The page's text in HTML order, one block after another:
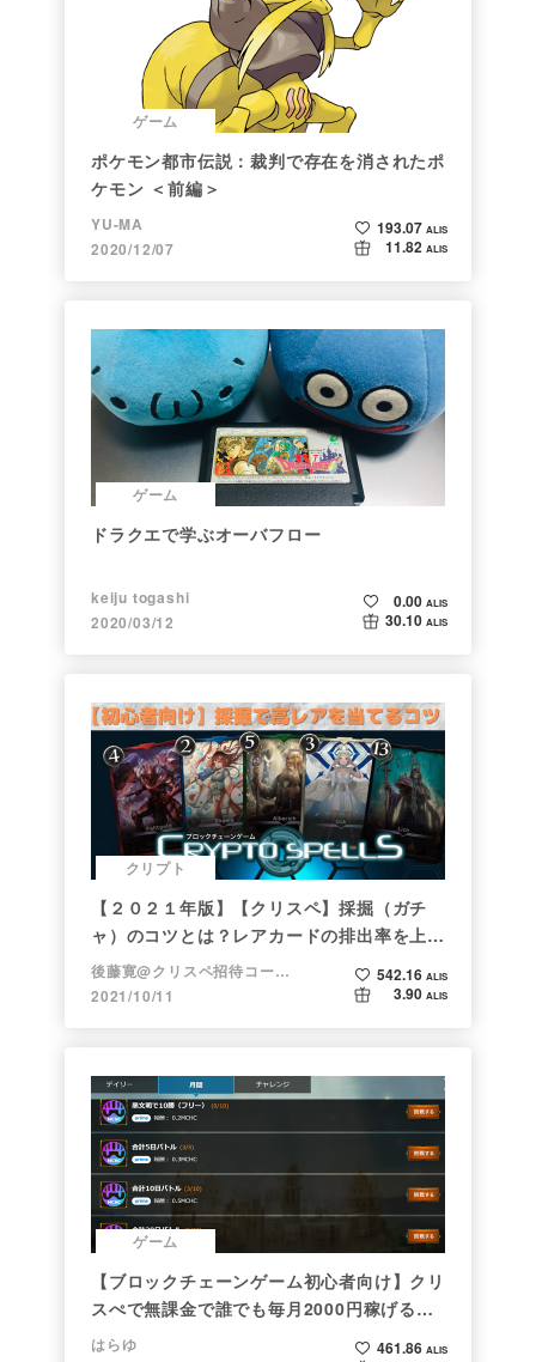
ゲーム
ポケモン都市伝説：裁判で存在を消されたポ
ケモン ＜前編＞
YU-MA
2020/12/07
193.07 ALIS
11.82 ALIS
ゲーム
ドラクエで学ぶオーバフロー
keiju togashi
2020/03/12
0.00 ALIS
30.10 ALIS
クリプト
【２０２１年版】【クリスペ】採掘（ガチ
ャ）のコツとは？レアカードの排出率を上げ
る方法【初心者向け】
後藤寛@クリスペ招待コード→LHiH
2021/10/11
542.16 ALIS
3.90 ALIS
ゲーム
【ブロックチェーンゲーム初心者向け】クリ
スぺで無課金で誰でも毎月2000円稼げる時
代がきた
はらゆ
461.86 ALIS